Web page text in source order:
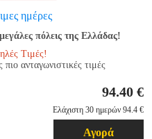
ημέρες
πόλεις της Ελλάδας!
Τιμές!
ανταγωνιστικές τιμές
94.40 €
Ελάχιστη 30 ημερών 94.4 €
Αγορά